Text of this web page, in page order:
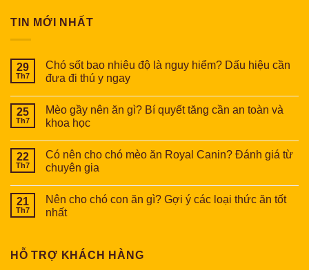
TIN MỚI NHẤT
29
Th7
Chó sốt bao nhiêu độ là nguy hiểm? Dấu hiệu cần
đưa đi thú y ngay
25
Th7
Mèo gầy nên ăn gì? Bí quyết tăng cần an toàn và
khoa học
22
Th7
Có nên cho chó mèo ăn Royal Canin? Đánh giá từ
chuyên gia
21
Th7
Nên cho chó con ăn gì? Gợi ý các loại thức ăn tốt
nhất
HỖ TRỢ KHÁCH HÀNG